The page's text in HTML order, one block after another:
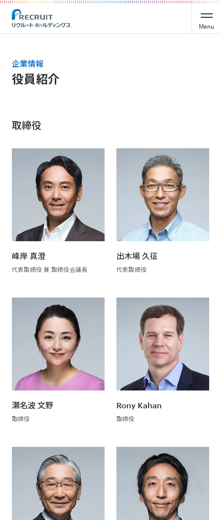
Menu
企業情報
役員紹介
取締役
峰岸 真澄
代表取締役 兼 取締役会議長
出木場 久征
代表取締役
瀬名波 文野
取締役
Rony Kahan
取締役